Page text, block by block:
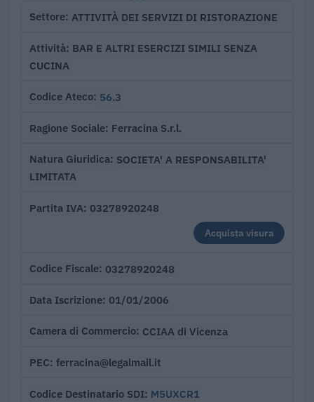
Settore ATTIVITÀ DEI SERVIZI DI RISTORAZIONE
Attività BAR E ALTRI ESERCIZI SIMILI SENZA
CUCINA
Codice Ateco 56.3
Ragione Sociale Ferracina S.r.l.
Natura Giuridica SOCIETA' A RESPONSABILITA'
LIMITATA
Partita IVA 03278920248
Acquista visura
Codice Fiscale 03278920248
Data Iscrizione 01/01/2006
Camera di Commercio CCIAA di Vicenza
PEC ferracina@legalmail.it
Codice Destinatario SDI M5UXCR1